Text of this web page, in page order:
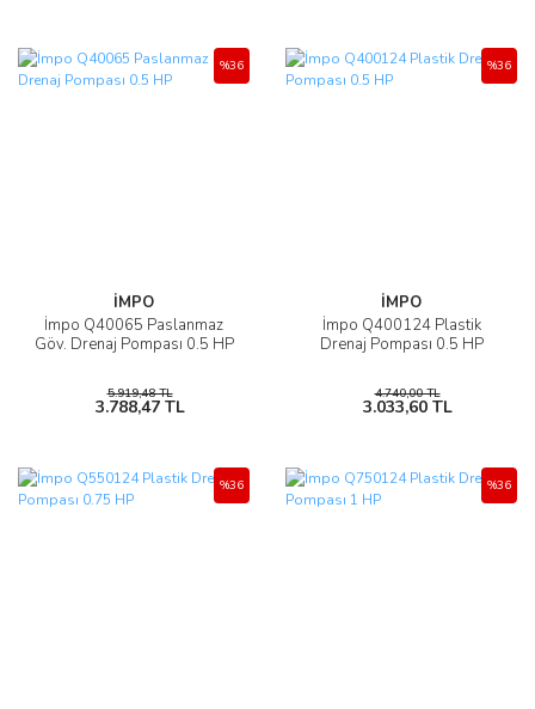
İMPO
İmpo Q40065 Paslanmaz
Göv. Drenaj Pompası 0.5 HP
%36
5.919,48 TL
3.788,47 TL
İMPO
İmpo Q400124 Plastik
Drenaj Pompası 0.5 HP
%36
4.740,00 TL
3.033,60 TL
%36 %36